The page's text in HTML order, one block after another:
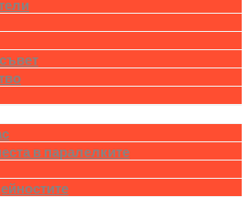
в паралелките